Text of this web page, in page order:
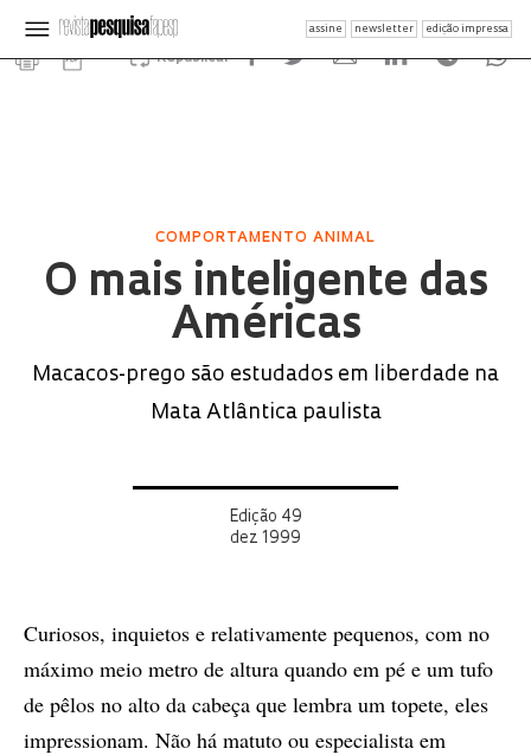
assine newsletter edição impressa
Republicar
COMPORTAMENTO ANIMAL
O mais inteligente das
Américas
Macacos-prego são estudados em liberdade na
Mata Atlântica paulista
Edição 49
dez 1999
Curiosos, inquietos e relativamente pequenos, com no
máximo meio metro de altura quando em pé e um tufo
de pêlos no alto da cabeça que lembra um topete, eles
impressionam. Não há matuto ou especialista em